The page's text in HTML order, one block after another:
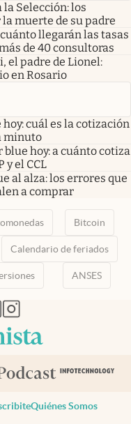
la Selección: los
muerte de su padre
llegarán las tasas
de 40 consultoras
el padre de Lionel:
en Rosario
cuál es la cotización
minuto
blue hoy: a cuánto cotiza
y el CCL
al alza: los errores que
a comprar
Bitcoin
Calendario de feriados
ANSES
pestañapestaña
en nueva pestaña
abre en nueva pestaña
abre en nueva pestaña
Quiénes Somos